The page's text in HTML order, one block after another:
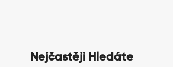
Nejčastěji Hledáte